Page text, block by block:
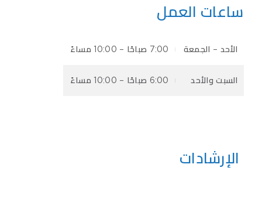
ساعات العمل
الأحد – الجمعة 7:00 صباحًا – 10:00 مساءً
السبت والأحد 6:00 صباحًا – 10:00 مساءً
لإرشادات